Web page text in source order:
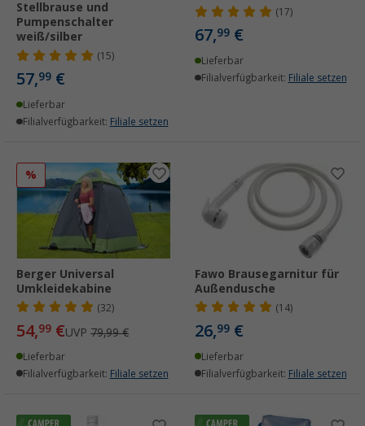
Stellbrause und
Pumpenschalter
weiß/silber
(15)
57,99 €
Lieferbar
Filialverfügbarkeit: Filiale setzen
(17)
67,99 €
Lieferbar
Filialverfügbarkeit: Filiale setzen
%
Berger Universal
Umkleidekabine
(32)
54,99 €UVP 79,99 €
Lieferbar
Filialverfügbarkeit: Filiale setzen
Fawo Brausegarnitur für
Außendusche
(14)
26,99 €
Lieferbar
Filialverfügbarkeit: Filiale setzen